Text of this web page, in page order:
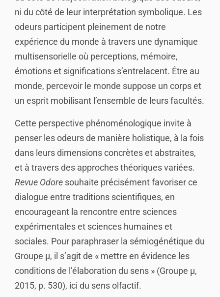
ni du côté de leur interprétation symbolique. Les
odeurs participent pleinement de notre
expérience du monde à travers une dynamique
multisensorielle où perceptions, mémoire,
émotions et significations s’entrelacent. Être au
monde, percevoir le monde suppose un corps et
un esprit mobilisant l’ensemble de leurs facultés.
Cette perspective phénoménologique invite à
penser les odeurs de manière holistique, à la fois
dans leurs dimensions concrètes et abstraites,
et à travers des approches théoriques variées.
Revue Odore souhaite précisément favoriser ce
dialogue entre traditions scientifiques, en
encourageant la rencontre entre sciences
expérimentales et sciences humaines et
sociales. Pour paraphraser la sémiogénétique du
Groupe μ, il s’agit de « mettre en évidence les
conditions de l’élaboration du sens » (Groupe μ,
2015, p. 530), ici du sens olfactif.